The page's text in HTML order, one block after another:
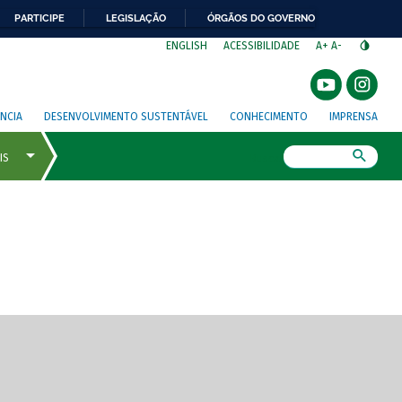
PARTICIPE LEGISLAÇÃO ÓRGÃOS DO GOVERNO
ENGLISH ACESSIBILIDADE A+ A-
DESENVOLVIMENTO SUSTENTÁVEL CONHECIMENTO IMPRENSA
de tela